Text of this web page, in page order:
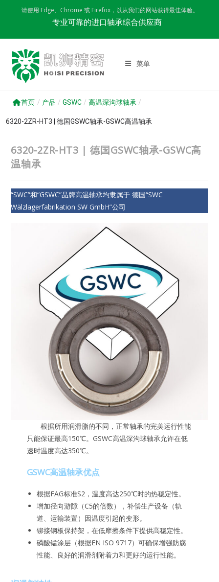
请使用 Edge、Chrome 或 Firefox，以从我们的网站获得最佳体验。
专业可靠的进口轴承综合供应商
菜单
首页 / 产品 / GSWC / 高温深沟球轴承 /
6320-2ZR-HT3 | 德国GSWC轴承-GSWC高温轴承
6320-2ZR-HT3 | 德国GSWC轴承-GSWC高
温轴承
“SWC”和“GSWC”品牌高温轴承均隶属于 德国“SWC
Wälzlagerfabrikation SW GmbH”公司
根据所用润滑脂的不同，正常轴承的完美运行性能
只能保证最高150℃。GSWC高温深沟球轴承允许在低
速时温度高达350℃。
GSWC高温轴承优点
根据FAG标准S2，温度高达250℃时的热稳定性。
增加径向游隙（C5的倍数），补偿生产设备（轨
道、运输装置）因温度引起的变形。
铆接钢板保持架，在低摩擦条件下提供高稳定性。
磷酸锰涂层（根据EN ISO 9717）可确保增强防腐
性能、良好的润滑剂附着力和更好的运行性能。